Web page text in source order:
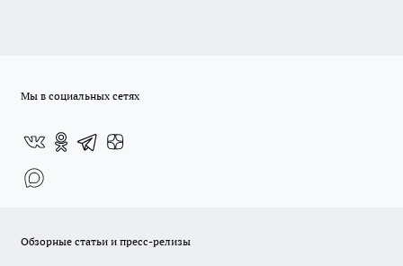
Мы в социальных сетях
Обзорные статьи и пресс-релизы